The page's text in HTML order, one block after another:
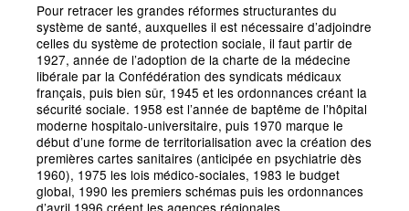
Pour retracer les grandes réformes structurantes du
système de santé, auxquelles il est nécessaire d’adjoindre
celles du système de protection sociale, il faut partir de
1927, année de l’adoption de la charte de la médecine
libérale par la Confédération des syndicats médicaux
français, puis bien sûr, 1945 et les ordonnances créant la
sécurité sociale. 1958 est l’année de baptême de l’hôpital
moderne hospitalo-universitaire, puis 1970 marque le
début d’une forme de territorialisation avec la création des
premières cartes sanitaires (anticipée en psychiatrie dès
1960), 1975 les lois médico-sociales, 1983 le budget
global, 1990 les premiers schémas puis les ordonnances